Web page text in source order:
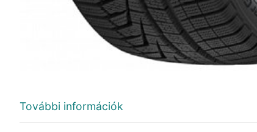
További információk